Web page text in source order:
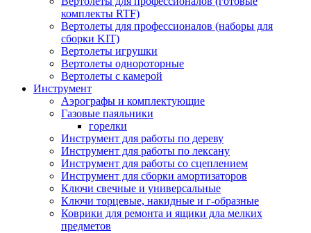
комплекты RTF)
Вертолеты для профессионалов (наборы для
сборки KIT)
Вертолеты игрушки
Вертолеты однороторные
Вертолеты с камерой
Инструмент
Аэрографы и комплектующие
Газовые паяльники
горелки
Инструмент для работы по дереву
Инструмент для работы по лексану
Инструмент для работы со сцеплением
Инструмент для сборки амортизаторов
Ключи свечные и универсальные
Ключи торцевые, накидные и г-образные
Коврики для ремонта и ящики дла мелких
предметов